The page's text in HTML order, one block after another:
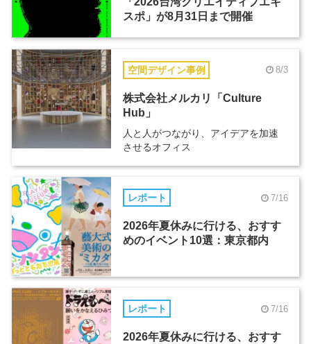
スポ」が8月31日まで開催
空間デザイン事例 8/3
株式会社メルカリ「Culture
Hub」
人と人がつながり、アイデアを加速
させるオフィス
レポート 7/16
2026年夏休みに行ける、おすす
めのイベント10選：東京都内
レポート 7/16
2026年夏休みに行ける、おすす